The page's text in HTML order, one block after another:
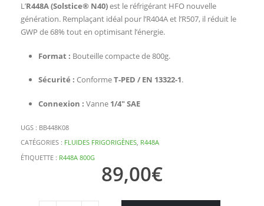
L’R448A (Solstice® N40)est le réfrigérant HFO nouvelle
génération. Remplaçant idéal pour l’R404A et l’R507, il réduit le
GWP de 68% tout en optimisant l’énergie.
Format : Bouteille compacte de 800g.
Sécurité : ConformeT-PED / EN 13322-1.
Connexion : Vanne 1/4″ SAE
UGS : BB448K08
CATÉGORIES : FLUIDES FRIGORIGÈNES, R448A
ÉTIQUETTE : R448A 800G
89,00€